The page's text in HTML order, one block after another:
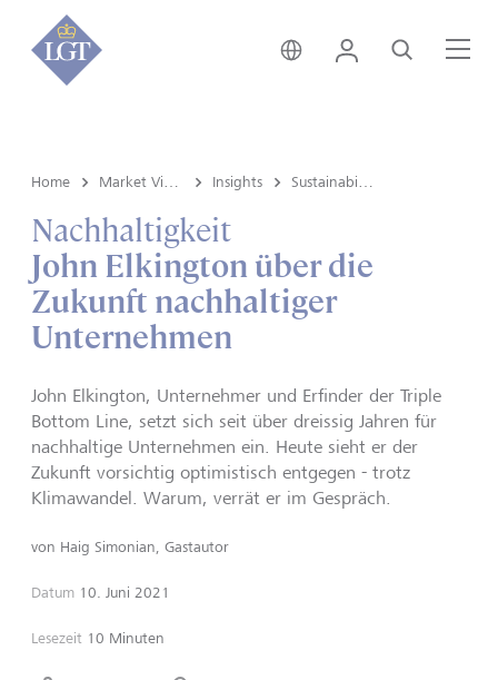
Global • Deutsch
Login Suche
Home Insights
Nachhaltigkeit
John Elkington über die
Zukunft nachhaltiger
Unternehmen
John Elkington, Unternehmer und Erfinder der Triple
Bottom Line, setzt sich seit über dreissig Jahren für
nachhaltige Unternehmen ein. Heute sieht er der
Zukunft vorsichtig optimistisch entgegen - trotz
Klimawandel. Warum, verrät er im Gespräch.
von Haig Simonian, Gastautor
Datum 10. Juni 2021
Lesezeit 10 Minuten